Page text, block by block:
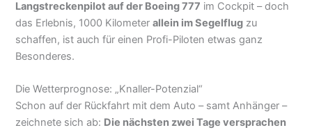
Langstreckenpilot auf der Boeing 777 im Cockpit –
doch das Erlebnis, 1000 Kilometer allein im Segelflug
schaffen, ist auch für einen Profi-Piloten etwas ganz
Besonderes.
Die Wetterprognose: „Knaller-Potenzial“
Schon auf der Rückfahrt mit dem Auto – samt Anhänger
– zeichnete sich ab:Die nächsten zwei Tage